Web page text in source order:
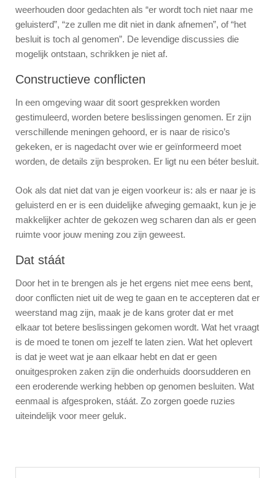
weerhouden door gedachten als “er wordt toch niet naar me
geluisterd”, “ze zullen me dit niet in dank afnemen”, of “het
besluit is toch al genomen”. De levendige discussies die
mogelijk ontstaan, schrikken je niet af.
Constructieve conflicten
In een omgeving waar dit soort gesprekken worden
gestimuleerd, worden betere beslissingen genomen. Er zijn
verschillende meningen gehoord, er is naar de risico’s
gekeken, er is nagedacht over wie er geïnformeerd moet
worden, de details zijn besproken. Er ligt nu een béter besluit.
Ook als dat niet dat van je eigen voorkeur is: als er naar je is
geluisterd en er is een duidelijke afweging gemaakt, kun je je
makkelijker achter de gekozen weg scharen dan als er geen
ruimte voor jouw mening zou zijn geweest.
Dat stáát
Door het in te brengen als je het ergens niet mee eens bent,
door conflicten niet uit de weg te gaan en te accepteren dat er
weerstand mag zijn, maak je de kans groter dat er met
elkaar tot betere beslissingen gekomen wordt. Wat het vraagt
is de moed te tonen om jezelf te laten zien. Wat het oplevert
is dat je weet wat je aan elkaar hebt en dat er geen
onuitgesproken zaken zijn die onderhuids doorsudderen en
een eroderende werking hebben op genomen besluiten. Wat
eenmaal is afgesproken, stáát. Zo zorgen goede ruzies
uiteindelijk voor meer geluk.